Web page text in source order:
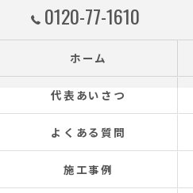
0120-77-1610
ホーム
代表あいさつ
よくある質問
施工事例